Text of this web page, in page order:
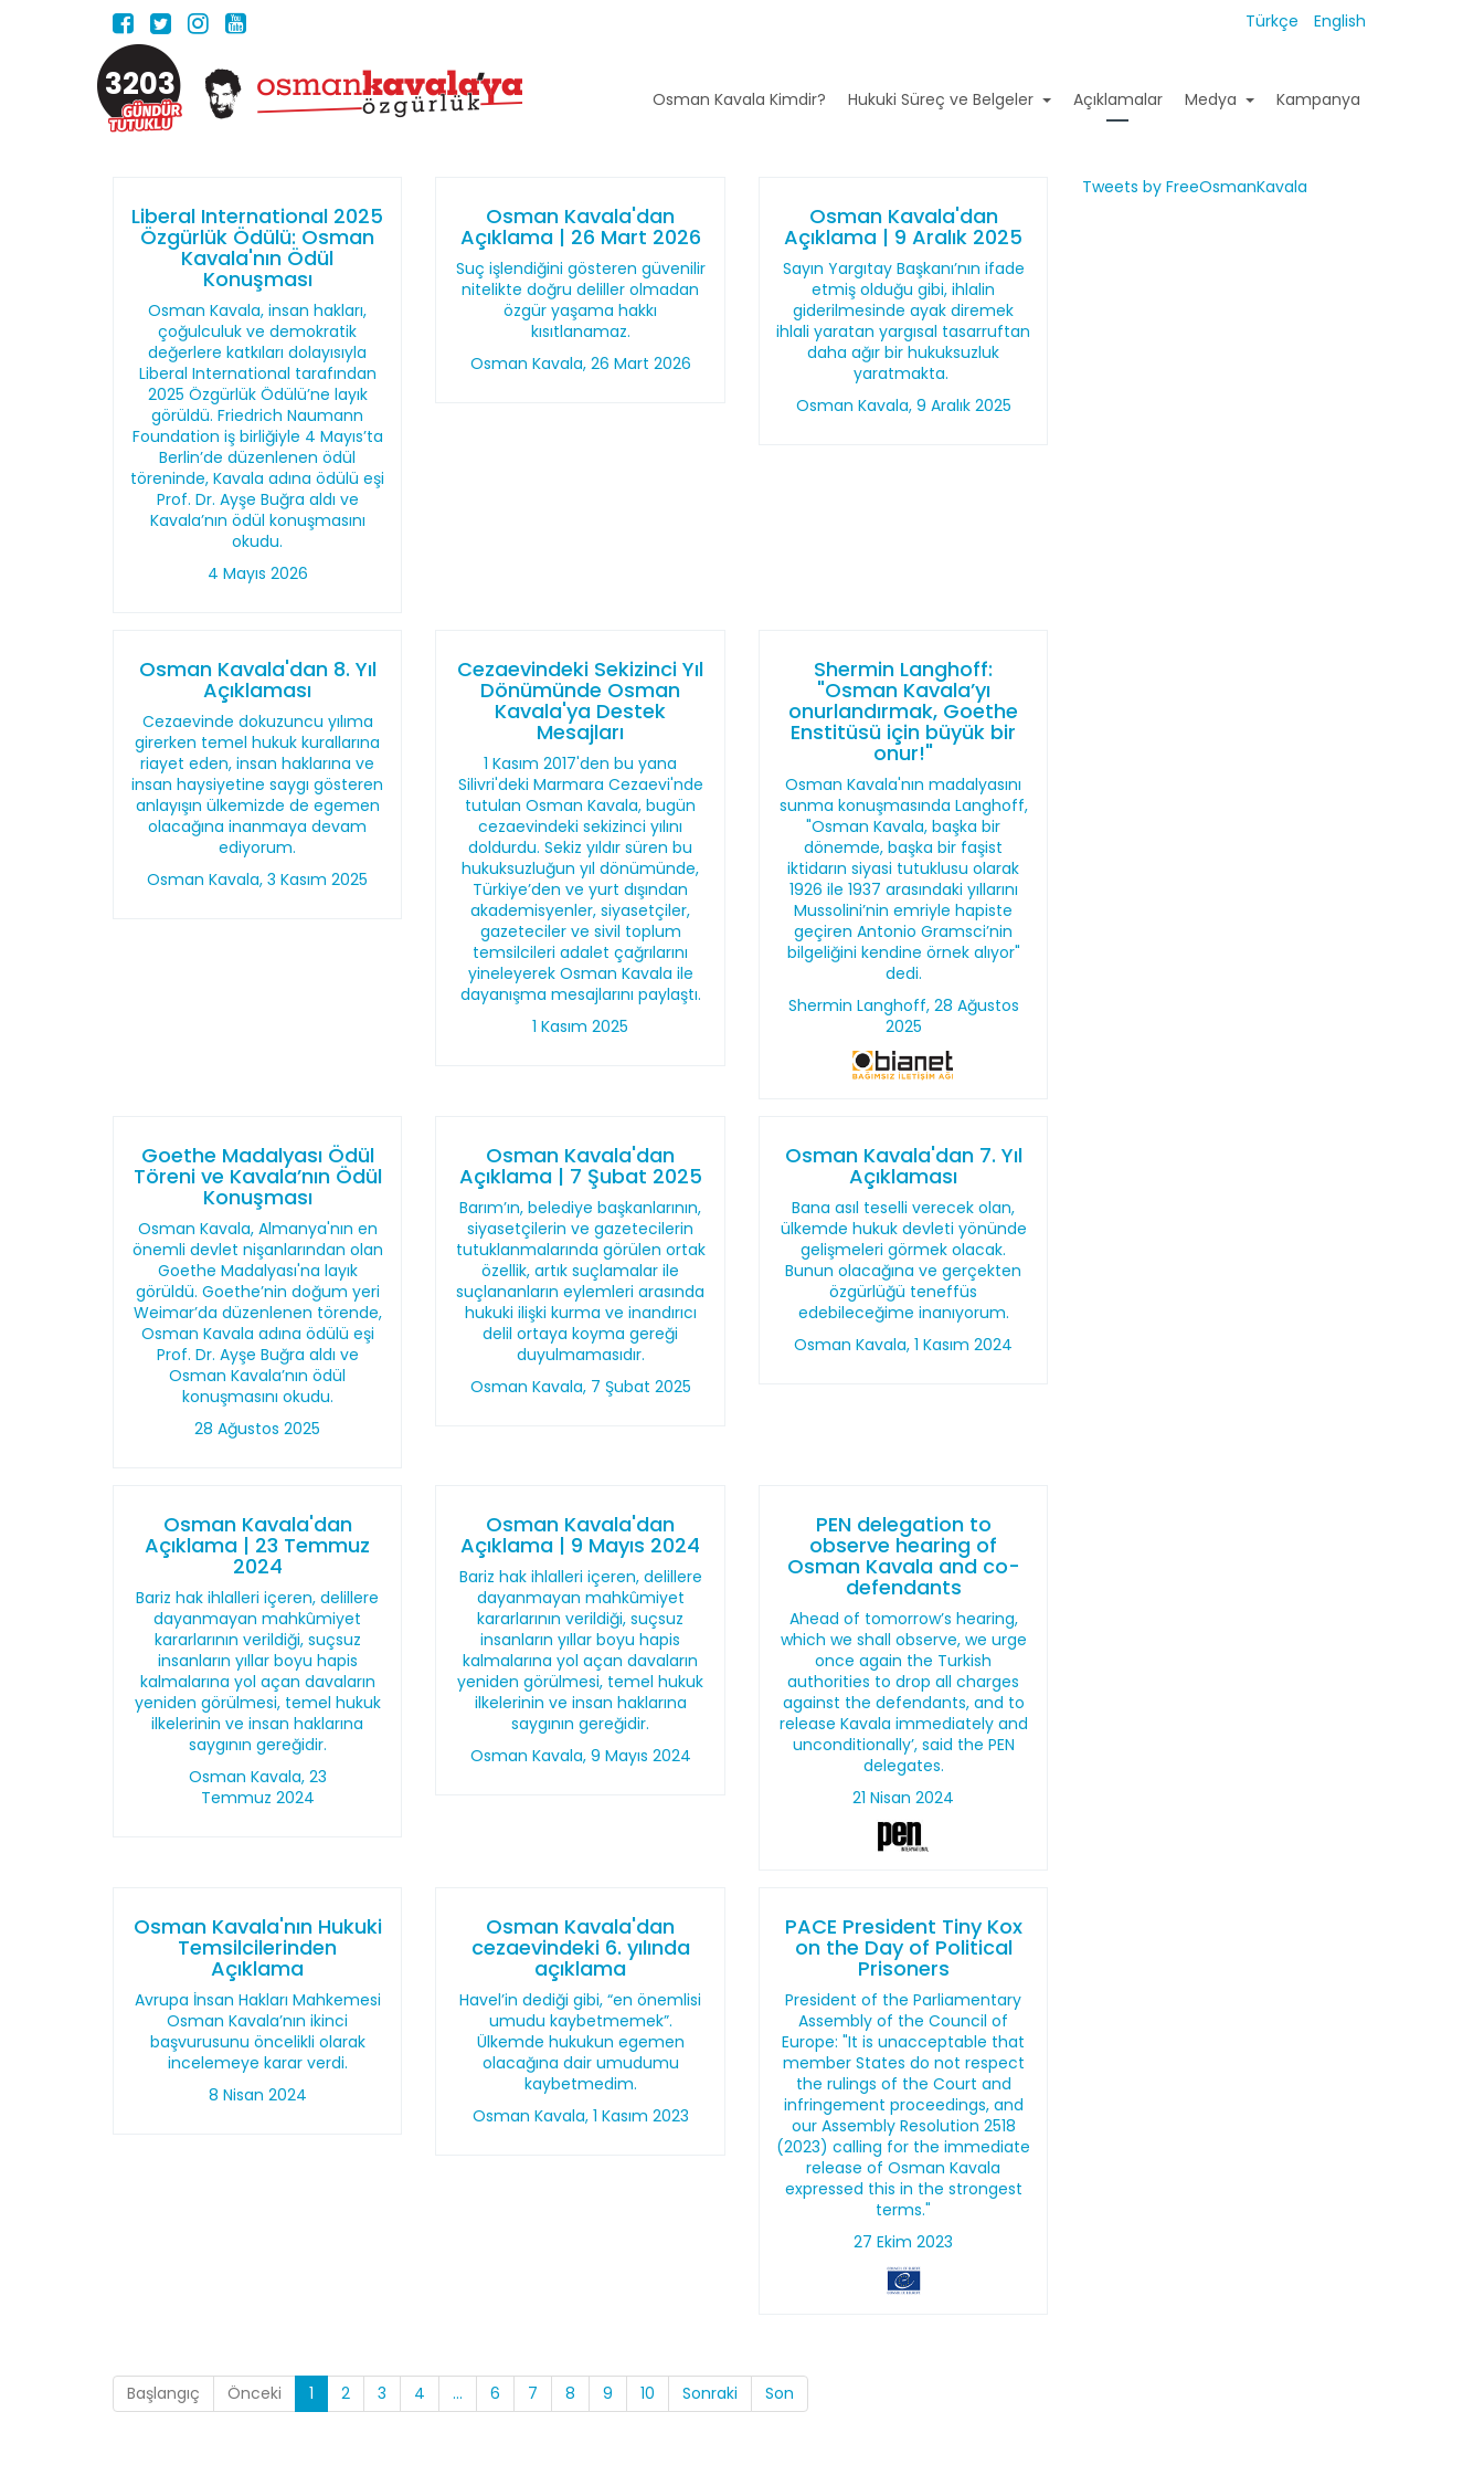
Türkçe English
3203 Osman Kavala Kimdir? Hukuki Süreç ve Belgeler Açıklamalar Medya Kampanya
Liberal International 2025
Özgürlük Ödülü: Osman
Kavala'nın Ödül
Konuşması
Osman Kavala, insan hakları,
çoğulculuk ve demokratik
değerlere katkıları dolayısıyla
Liberal International tarafından
2025 Özgürlük Ödülü’ne layık
görüldü. Friedrich Naumann
Foundation iş birliğiyle 4 Mayıs’ta
Berlin’de düzenlenen ödül
töreninde, Kavala adına ödülü eşi
Prof. Dr. Ayşe Buğra aldı ve
Kavala’nın ödül konuşmasını
okudu.
4 Mayıs 2026
Osman Kavala'dan
Açıklama | 26 Mart 2026
Suç işlendiğini gösteren güvenilir
nitelikte doğru deliller olmadan
özgür yaşama hakkı
kısıtlanamaz.
Osman Kavala, 26 Mart 2026
Osman Kavala'dan
Açıklama | 9 Aralık 2025
Sayın Yargıtay Başkanı’nın ifade
etmiş olduğu gibi, ihlalin
giderilmesinde ayak diremek
ihlali yaratan yargısal tasarruftan
daha ağır bir hukuksuzluk
yaratmakta.
Osman Kavala, 9 Aralık 2025
Osman Kavala'dan 8. Yıl
Açıklaması
Cezaevinde dokuzuncu yılıma
girerken temel hukuk kurallarına
riayet eden, insan haklarına ve
insan haysiyetine saygı gösteren
anlayışın ülkemizde de egemen
olacağına inanmaya devam
ediyorum.
Osman Kavala, 3 Kasım 2025
Cezaevindeki Sekizinci Yıl
Dönümünde Osman
Kavala'ya Destek
Mesajları
1 Kasım 2017'den bu yana
Silivri'deki Marmara Cezaevi'nde
tutulan Osman Kavala, bugün
cezaevindeki sekizinci yılını
doldurdu. Sekiz yıldır süren bu
hukuksuzluğun yıl dönümünde,
Türkiye’den ve yurt dışından
akademisyenler, siyasetçiler,
gazeteciler ve sivil toplum
temsilcileri adalet çağrılarını
yineleyerek Osman Kavala ile
dayanışma mesajlarını paylaştı.
1 Kasım 2025
Shermin Langhoff:
"Osman Kavala’yı
onurlandırmak, Goethe
Enstitüsü için büyük bir
onur!"
Osman Kavala'nın madalyasını
sunma konuşmasında Langhoff,
"Osman Kavala, başka bir
dönemde, başka bir faşist
iktidarın siyasi tutuklusu olarak
1926 ile 1937 arasındaki yıllarını
Mussolini’nin emriyle hapiste
geçiren Antonio Gramsci’nin
bilgeliğini kendine örnek alıyor"
dedi.
Shermin Langhoff, 28 Ağustos
2025
Goethe Madalyası Ödül
Töreni ve Kavala’nın Ödül
Konuşması
Osman Kavala, Almanya'nın en
önemli devlet nişanlarından olan
Goethe Madalyası'na layık
görüldü. Goethe’nin doğum yeri
Weimar’da düzenlenen törende,
Osman Kavala adına ödülü eşi
Prof. Dr. Ayşe Buğra aldı ve
Osman Kavala’nın ödül
konuşmasını okudu.
28 Ağustos 2025
Osman Kavala'dan
Açıklama | 7 Şubat 2025
Barım’ın, belediye başkanlarının,
siyasetçilerin ve gazetecilerin
tutuklanmalarında görülen ortak
özellik, artık suçlamalar ile
suçlananların eylemleri arasında
hukuki ilişki kurma ve inandırıcı
delil ortaya koyma gereği
duyulmamasıdır.
Osman Kavala, 7 Şubat 2025
Osman Kavala'dan 7. Yıl
Açıklaması
Bana asıl teselli verecek olan,
ülkemde hukuk devleti yönünde
gelişmeleri görmek olacak.
Bunun olacağına ve gerçekten
özgürlüğü teneffüs
edebileceğime inanıyorum.
Osman Kavala, 1 Kasım 2024
Osman Kavala'dan
Açıklama | 23 Temmuz
2024
Bariz hak ihlalleri içeren, delillere
dayanmayan mahkûmiyet
kararlarının verildiği, suçsuz
insanların yıllar boyu hapis
kalmalarına yol açan davaların
yeniden görülmesi, temel hukuk
ilkelerinin ve insan haklarına
saygının gereğidir.
Osman Kavala, 23
Temmuz 2024
Osman Kavala'dan
Açıklama | 9 Mayıs 2024
Bariz hak ihlalleri içeren, delillere
dayanmayan mahkûmiyet
kararlarının verildiği, suçsuz
insanların yıllar boyu hapis
kalmalarına yol açan davaların
yeniden görülmesi, temel hukuk
ilkelerinin ve insan haklarına
saygının gereğidir.
Osman Kavala, 9 Mayıs 2024
PEN delegation to
observe hearing of
Osman Kavala and co-
defendants
Ahead of tomorrow’s hearing,
which we shall observe, we urge
once again the Turkish
authorities to drop all charges
against the defendants, and to
release Kavala immediately and
unconditionally’, said the PEN
delegates.
21 Nisan 2024
Osman Kavala'nın Hukuki
Temsilcilerinden
Açıklama
Avrupa İnsan Hakları Mahkemesi
Osman Kavala’nın ikinci
başvurusunu öncelikli olarak
incelemeye karar verdi.
8 Nisan 2024
Osman Kavala'dan
cezaevindeki 6. yılında
açıklama
Havel’in dediği gibi, “en önemlisi
umudu kaybetmemek”.
Ülkemde hukukun egemen
olacağına dair umudumu
kaybetmedim.
Osman Kavala, 1 Kasım 2023
PACE President Tiny Kox
on the Day of Political
Prisoners
President of the Parliamentary
Assembly of the Council of
Europe: "It is unacceptable that
member States do not respect
the rulings of the Court and
infringement proceedings, and
our Assembly Resolution 2518
(2023) calling for the immediate
release of Osman Kavala
expressed this in the strongest
terms."
27 Ekim 2023
Başlangıç Önceki 1 2 3 4 ... 6 7 8 9 10 Sonraki Son
Tweets by FreeOsmanKavala